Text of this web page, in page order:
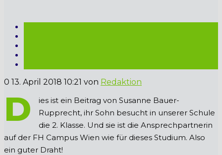
0 13. April 2018 10:21 von Redaktion
D
ies ist ein Beitrag von Susanne Bauer-
Rupprecht, ihr Sohn besucht in unserer Schule
die 2. Klasse. Und sie ist die Ansprechpartnerin
auf der FH Campus Wien wie für dieses Studium. Also
ein guter Draht!